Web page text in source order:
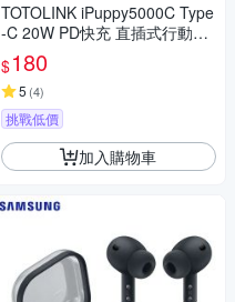
TOTOLINK iPuppy5000C Type
-C 20W PD快充 直插式行動電
源 口袋電源 免傳輸線(安卓&蘋
果 iPhone15 以上專用)-焦堤 奶
茶色
$180
5 (4)
挑戰低價
加入購物車